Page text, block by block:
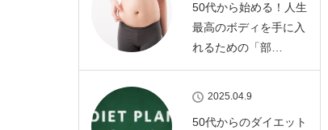
50代から始める！人生
最高のボディを手に入
れるための「部…
2025.04.9
50代からのダイエット